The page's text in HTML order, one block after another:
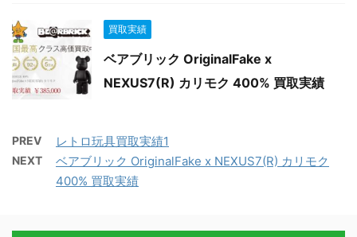
買取実績
ベアブリック OriginalFake x
NEXUS7(R) カリモク 400% 買取実績
PREV レトロ玩具買取実績1
NEXT
ベアブリック OriginalFake x NEXUS7(R) カリモク
400% 買取実績